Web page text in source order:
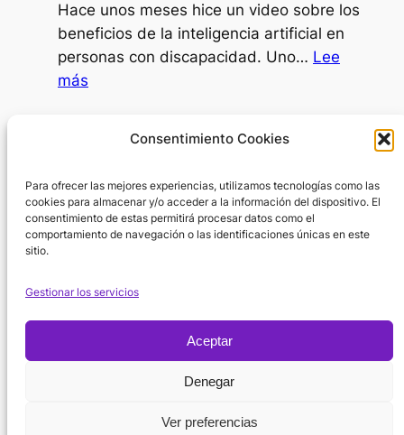
Consentimiento Cookies
Para ofrecer las mejores experiencias, utilizamos tecnologías como las
cookies para almacenar y/o acceder a la información del dispositivo. El
consentimiento de estas permitirá procesar datos como el
comportamiento de navegación o las identificaciones únicas en este
sitio.
Gestionar los servicios
Aceptar
Denegar
Ver preferencias
decidir
ir
al
Hace unos meses hice un video sobre los
beneficios de la inteligencia artificial en
personas con discapacidad. Uno… Lee
más
Día Internacional de la Mujer
En el Día Internacional de la Mujer surge
una pregunta inevitable: ¿por dónde
empezar cuando hablamos de la…Lee
Política de